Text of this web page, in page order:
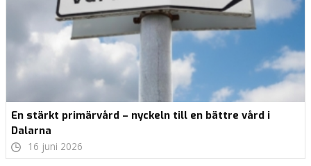
En stärkt primärvård – nyckeln till en bättre vård i
Dalarna
16 juni 2026